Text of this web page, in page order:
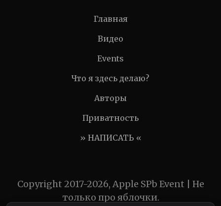
Главная
Видео
Events
Что я здесь делаю?
Авторы
Приватность
» НАПИСАТЬ «
Copyright 2017-2026, Apple SPb Event | Не
только про яблочки.